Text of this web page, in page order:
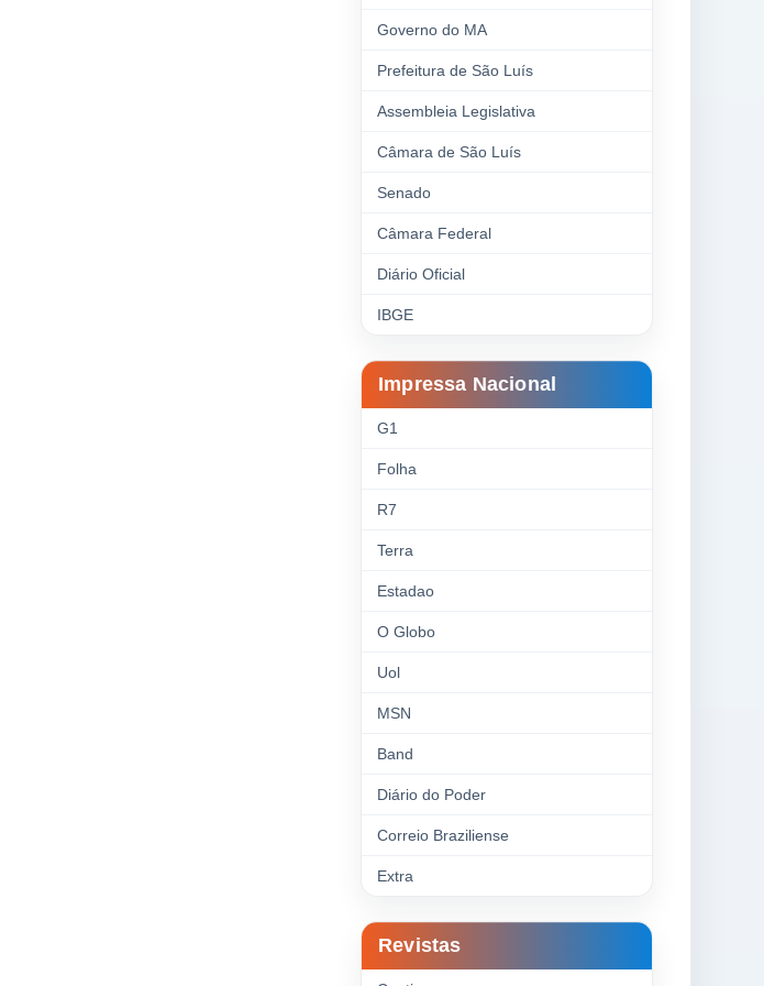
Governo do MA
Prefeitura de São Luís
Assembleia Legislativa
Câmara de São Luís
Senado
Câmara Federal
Diário Oficial
IBGE
Impressa Nacional
G1
Folha
R7
Terra
Estadao
O Globo
Uol
MSN
Band
Diário do Poder
Correio Braziliense
Extra
Revistas